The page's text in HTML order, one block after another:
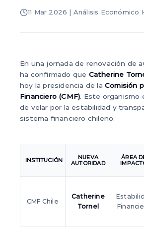
11 Mar 2026 | Análisis Económico
En una jornada de renovación de
ha confirmado que Catherine
hoy la presidencia de la Comisión
Financiero (CMF). Este organismo
de velar por la estabilidad y
sistema financiero chileno.
INSTITUCIÓN
NUEVA
AUTORIDAD
ÁREA
CMF Chile
Catherine
Tornel